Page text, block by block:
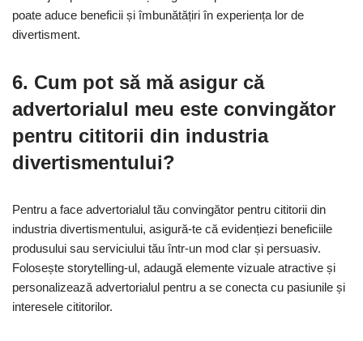
poate aduce beneficii și îmbunătățiri în experiența lor de
divertisment.
6. Cum pot să mă asigur că
advertorialul meu este convingător
pentru cititorii din industria
divertismentului?
Pentru a face advertorialul tău convingător pentru cititorii din
industria divertismentului, asigură-te că evidențiezi beneficiile
produsului sau serviciului tău într-un mod clar și persuasiv.
Folosește storytelling-ul, adaugă elemente vizuale atractive și
personalizează advertorialul pentru a se conecta cu pasiunile și
interesele cititorilor.